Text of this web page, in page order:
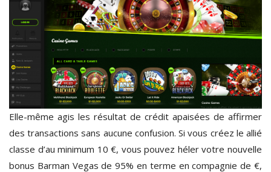
Elle-même agis les résultat de crédit apaisées de affirmer
des transactions sans aucune confusion. Si vous créez le allié
classe d’au minimum 10 €, vous pouvez héler votre nouvelle
bonus Barman Vegas de 95% en terme en compagnie de €,